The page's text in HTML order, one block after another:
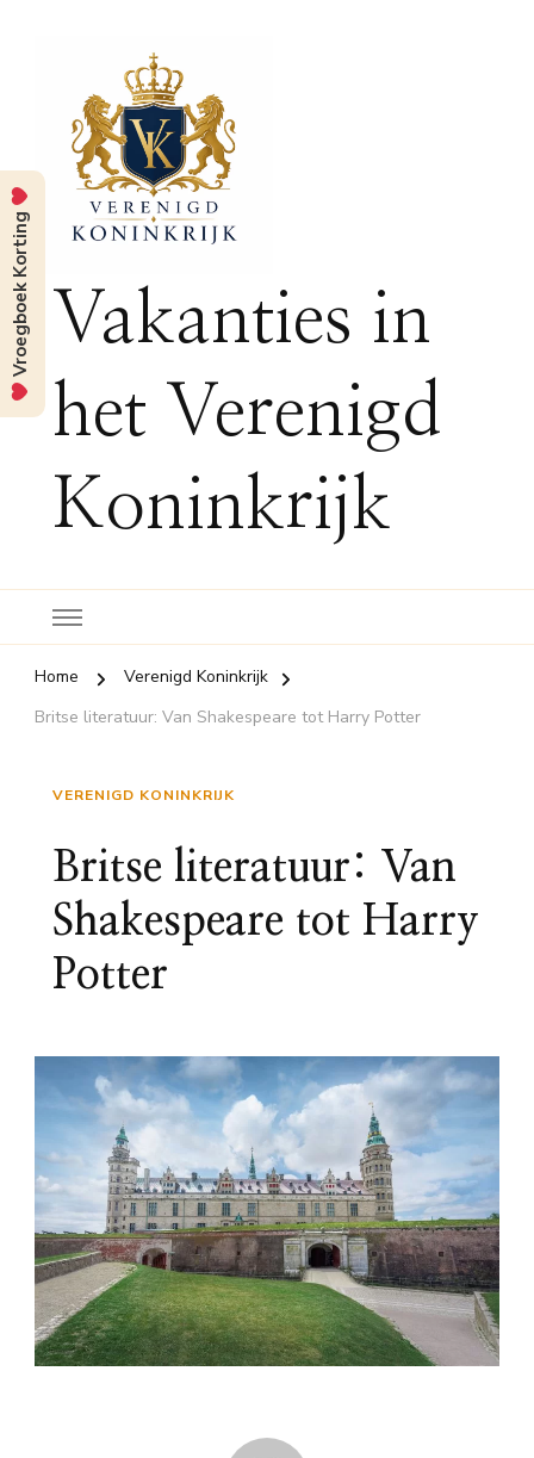
Vakanties in
het Verenigd
Koninkrijk
Home
Verenigd Koninkrijk
Britse literatuur: Van Shakespeare tot Harry Potter
VERENIGD KONINKRIJK
Britse literatuur: Van
Shakespeare tot Harry
Potter
Vroegboek Korting